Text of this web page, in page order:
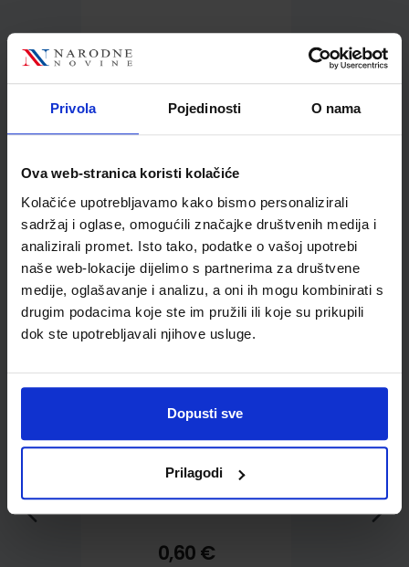
Privola Pojedinosti O nama
Ova web-stranica koristi kolačiće
Kolačiće upotrebljavamo kako bismo personalizirali
sadržaj i oglase, omogućili značajke društvenih medija i
analizirali promet. Isto tako, podatke o vašoj upotrebi
naše web-lokacije dijelimo s partnerima za društvene
medije, oglašavanje i analizu, a oni ih mogu kombinirati s
drugim podacima koje ste im pružili ili koje su prikupili
dok ste upotrebljavali njihove usluge.
Dopusti sve
Prilagodi
Kupci najčešće biraju..
Roler gel Uchida 0,7 mm
gliter crna 700GG01
0,60 €